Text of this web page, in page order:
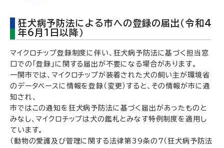
狂犬病予防法による市への登録の届出（令和4
年6月1日以降）
マイクロチップ登録制度に伴い、狂犬病予防法に基づく担当窓
口での「登録」に関する届出が不要になる場合があります。
一関市では、マイクロチップが装着された犬の飼い主が環境省
のデータベースに情報を登録（変更）すると、その情報が市に通
知され、
市ではこの通知を狂犬病予防法に基づく届出があったものと
みなし、マイクロチップは犬の鑑札とみなす特例制度を適用し
ています。
（動物の愛護及び管理に関する法律第39条の7（狂犬病予防法